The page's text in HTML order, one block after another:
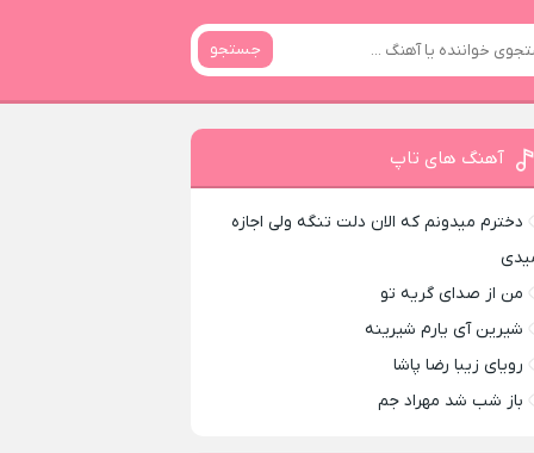
جستجو
آهنگ های تاپ
دخترم میدونم که الان دلت تنگه ولی اجازه
من از صدای گريه تو
شیرین آی یارم شیرینه
رویای زیبا رضا پاشا
باز شب شد مهراد جم